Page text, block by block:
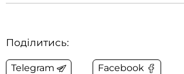
Поділитись:
Telegram Facebook